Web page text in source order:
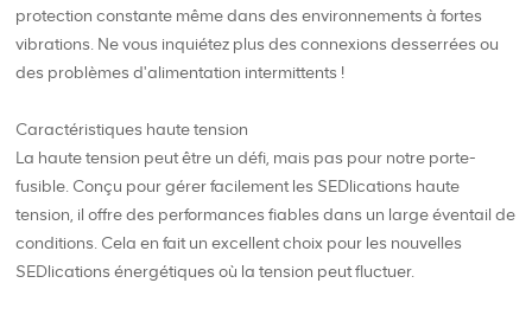
protection constante même dans des environnements à fortes
vibrations. Ne vous inquiétez plus des connexions desserrées ou
des problèmes d'alimentation intermittents !
Caractéristiques haute tension
La haute tension peut être un défi, mais pas pour notre porte-
fusible. Conçu pour gérer facilement les SEDlications haute
tension, il offre des performances fiables dans un large éventail de
conditions. Cela en fait un excellent choix pour les nouvelles
SEDlications énergétiques où la tension peut fluctuer.